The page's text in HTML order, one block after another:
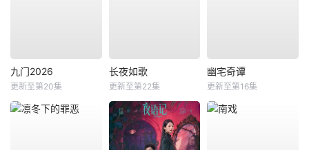
九门2026
更新至第20集
长夜如歌
更新至第22集
幽宅奇谭
更新至第16集